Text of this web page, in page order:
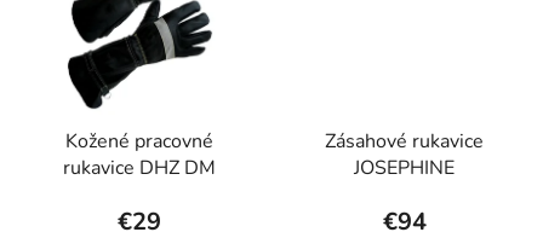
Kožené pracovné
rukavice DHZ DM
€29
Zásahové rukavice
JOSEPHINE
€94